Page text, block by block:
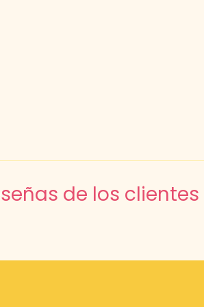
de los clientes